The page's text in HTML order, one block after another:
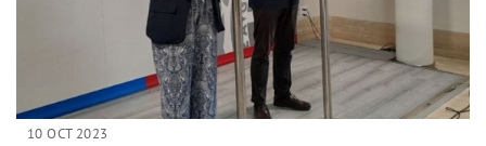
10 OCT 2023